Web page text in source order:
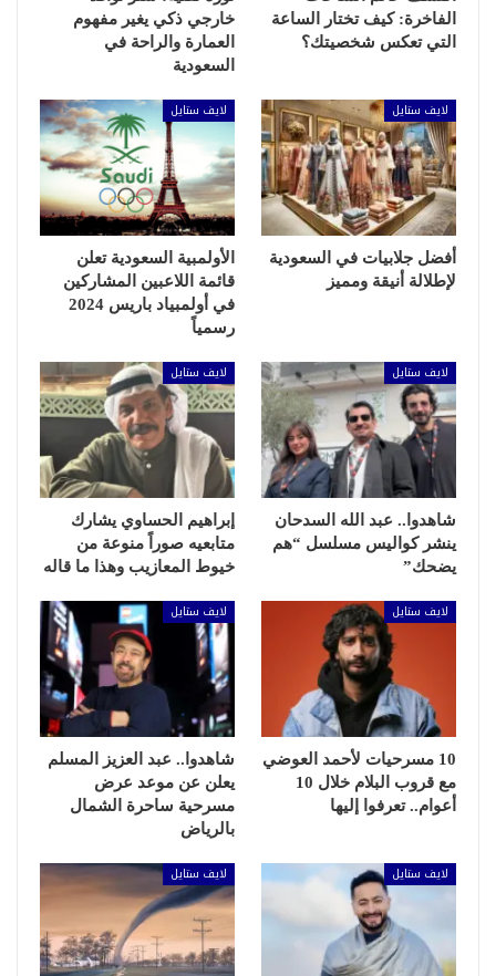
الفاخرة: كيف تختار الساعة
التي تعكس شخصيتك؟
خارجي ذكي يغير مفهوم
العمارة والراحة في
السعودية
لايف ستايل
أفضل جلابيات في السعودية
لإطلالة أنيقة ومميز
لايف ستايل
الأولمبية السعودية تعلن
قائمة اللاعبين المشاركين
في أولمبياد باريس 2024
رسمياً
لايف ستايل
شاهدوا.. عبد الله السدحان
ينشر كواليس مسلسل “هم
يضحك”
لايف ستايل
إبراهيم الحساوي يشارك
متابعيه صوراً منوعة من
خيوط المعازيب وهذا ما قاله
لايف ستايل
10 مسرحيات لأحمد العوضي
مع قروب البلام خلال 10
أعوام.. تعرفوا إليها
لايف ستايل
شاهدوا.. عبد العزيز المسلم
يعلن عن موعد عرض
مسرحية ساحرة الشمال
بالرياض
لايف ستايل لايف ستايل